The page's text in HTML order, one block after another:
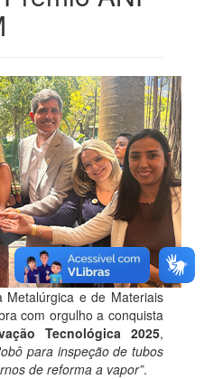
Metalúrgica e de Materiais
com orgulho a conquista
Tecnológica 2025,
para inspeção de tubos
de reforma a vapor”.